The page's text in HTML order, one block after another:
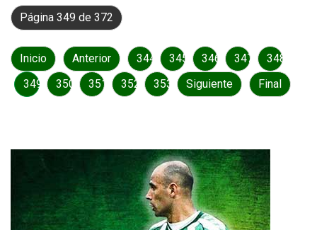
Página 349 de 372
Inicio Anterior 344 345 346 347
348
349
350 351 352 353 Siguiente Final